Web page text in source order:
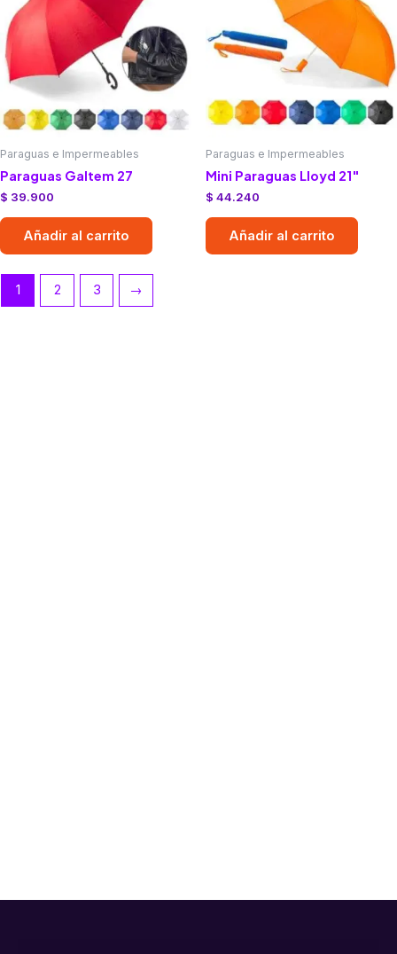
Paraguas e Impermeables
Paraguas Galtem 27
$ 39.900
Añadir al carrito
Paraguas e Impermeables
Mini Paraguas Lloyd 21″
$ 44.240
Añadir al carrito
1 2 3 →